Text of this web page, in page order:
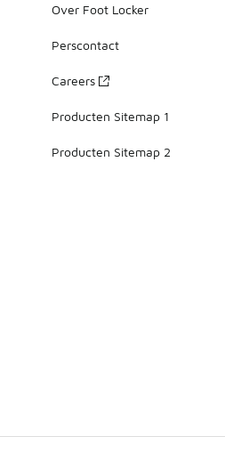
Over Foot Locker
Perscontact
Careers
Producten Sitemap 1
Producten Sitemap 2